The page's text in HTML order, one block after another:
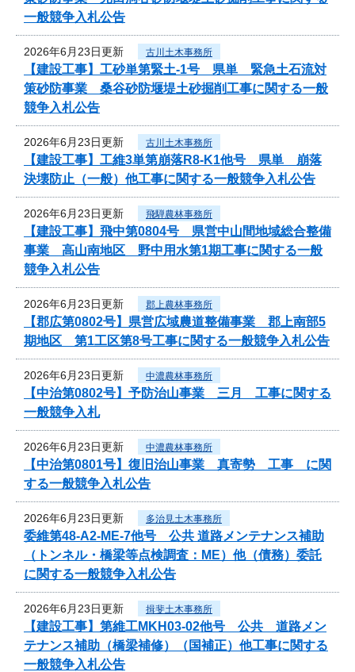
一般競争入札公告
2026年6月23日更新 古川土木事務所
【建設工事】工砂単第緊土-1号 県単 緊急土石流対
策砂防事業 桑谷砂防堰堤土砂掘削工事に関する一般
競争入札公告
2026年6月23日更新 古川土木事務所
【建設工事】工維3単第崩落R8-K1他号 県単 崩落
決壊防止（一般）他工事に関する一般競争入札公告
2026年6月23日更新 飛騨農林事務所
【建設工事】飛中第0804号 県営中山間地域総合整備
事業 高山南地区 野中用水第1期工事に関する一般
競争入札公告
2026年6月23日更新 郡上農林事務所
【郡広第0802号】県営広域農道整備事業 郡上南部5
期地区 第1工区第8号工事に関する一般競争入札公告
2026年6月23日更新 中濃農林事務所
【中治第0802号】予防治山事業 三月 工事に関する
一般競争入札
2026年6月23日更新 中濃農林事務所
【中治第0801号】復旧治山事業 真寄勢 工事 に関
する一般競争入札公告
2026年6月23日更新 多治見土木事務所
委維第48-A2-ME-7他号 公共 道路メンテナンス補助
（トンネル・橋梁等点検調査：ME）他（債務）委託
に関する一般競争入札公告
2026年6月23日更新 揖斐土木事務所
【建設工事】第維工MKH03-02他号 公共 道路メン
テナンス補助（橋梁補修）（国補正）他工事に関する
一般競争入札公告